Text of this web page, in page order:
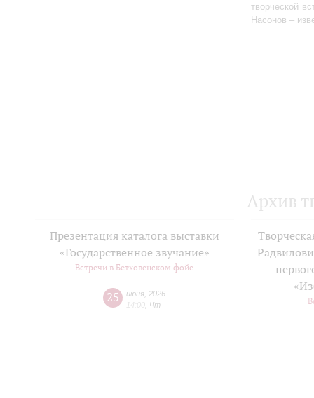
творческой
Насонов –
Архив
Презентация каталога выставки
«Государственное звучание»
Встречи в Бетховенском фойе
25 июня 2026
14:00 Чт